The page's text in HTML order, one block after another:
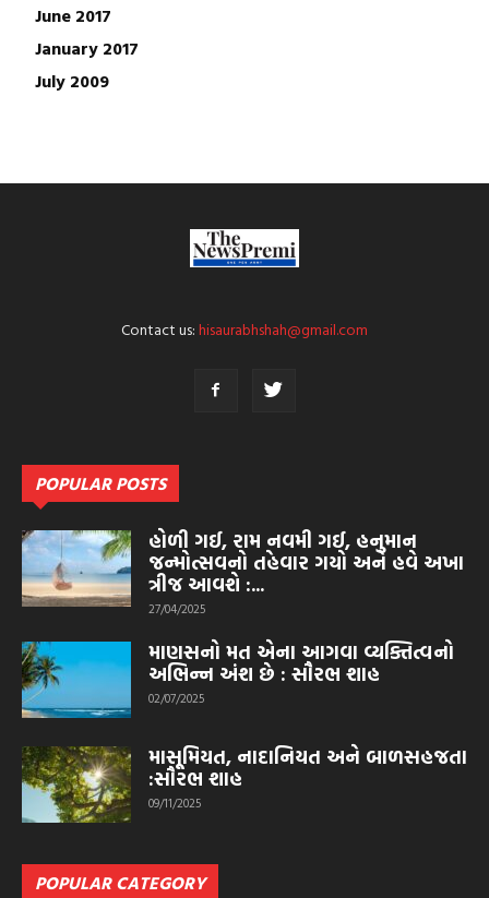
June 2017
January 2017
July 2009
Contact us:hisaurabhshah@gmail.com
POPULAR POSTS
હોળી ગઈ, રામ નવમી ગઈ, હનુમાન
જન્મોત્સવનો તહેવાર ગયો અને હવે અખા
ત્રીજ આવશે :...
27/04/2025
માણસનો મત એના આગવા વ્યક્તિત્વનો
અભિન્ન અંશ છે : સૌરભ શાહ
02/07/2025
માસૂમિયત, નાદાનિયત અને બાળસહજતા
:સૌરભ શાહ
09/11/2025
POPULAR CATEGORY